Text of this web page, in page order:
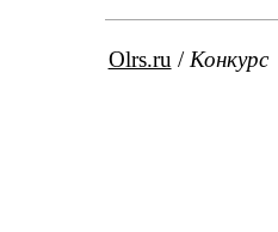
Olrs.ru / Конкурс